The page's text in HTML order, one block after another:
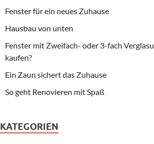
Fenster für ein neues Zuhause
Hausbau von unten
Fenster mit Zweifach- oder 3-fach
kaufen?
Ein Zaun sichert das Zuhause
So geht Renovieren mit Spaß
KATEGORIEN